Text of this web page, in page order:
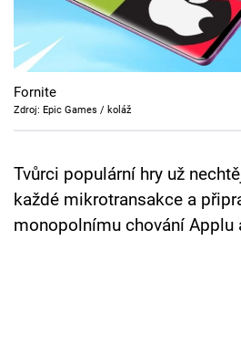
Pořady
TV Program
Přihlášení
Fornite
Zdroj: Epic Games / koláž
Tvůrci populární hry už
každé mikrotransakce a
monopolnímu chování Applu